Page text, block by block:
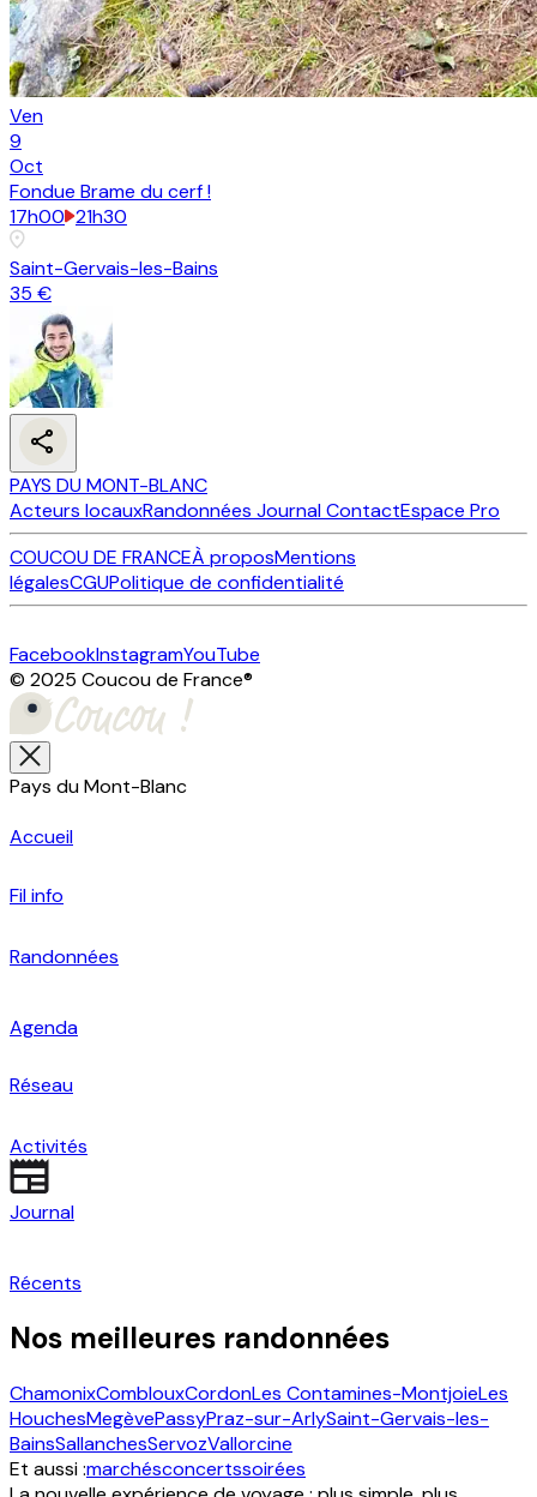
Ven
9
Oct
Fondue Brame du cerf !
17h00 21h30
Saint-Gervais-les-Bains
35 €
PAYS DU MONT-BLANC
Acteurs locauxRandonnées JournalContactEspace Pro
COUCOU DE FRANCEÀ proposMentions
légalesCGUPolitique de confidentialité
FacebookInstagramYouTube
© 2025 Coucou de France®
Pays du Mont-Blanc
Accueil
Fil info
Randonnées
Agenda
Réseau
Activités
Journal
Récents
Nos meilleures randonnées
ChamonixComblouxCordonLes Contamines-MontjoieLes
HouchesMegèvePassyPraz-sur-ArlySaint-Gervais-les-
BainsSallanchesServozVallorcine
Et aussi :marchésconcertssoirées